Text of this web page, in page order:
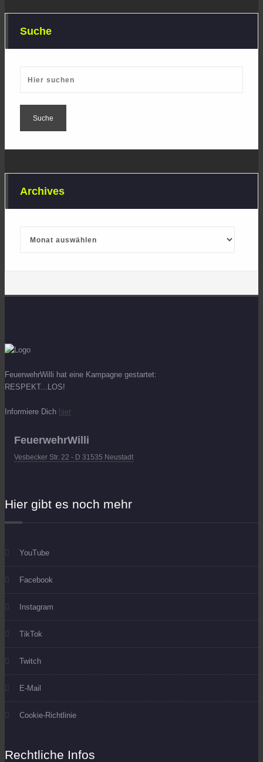
Suche
Archives
FeuerwehrWilli hat eine Kampagne gestartet:
RESPEKT...LOS!
Informiere Dich hier
FeuerwehrWilli
Vesbecker Str. 22 - D 31535 Neustadt
Hier gibt es noch mehr
YouTube
Facebook
Instagram
TikTok
Twitch
E-Mail
Cookie-Richtlinie
Rechtliche Infos